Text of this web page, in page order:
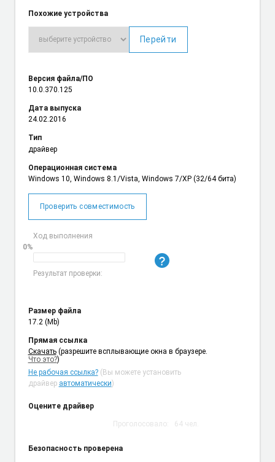
Похожие устройства
Перейти
Версия файла/ПО
10.0.370.125
Дата выпуска
24.02.2016
Тип
драйвер
Операционная система
Windows 10, Windows 8.1/Vista, Windows 7/XP (32/64 бита)
Проверить совместимость
Ход выполнения
0%
Результат проверки:
Размер файла
17.2 (Mb)
Прямая ссылка
Cкачать (разрешите всплывающие окна в браузере.
Что это?)
Не рабочая ссылка?(Вы можете установить
драйвер автоматически)
Оцените драйвер
Проголосовало: 64 чел.
Безопасность проверена